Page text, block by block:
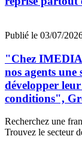
Publié le 03/07/
"Chez
nos agents
développer
conditions",
Recherchez une
Trouvez le secteur